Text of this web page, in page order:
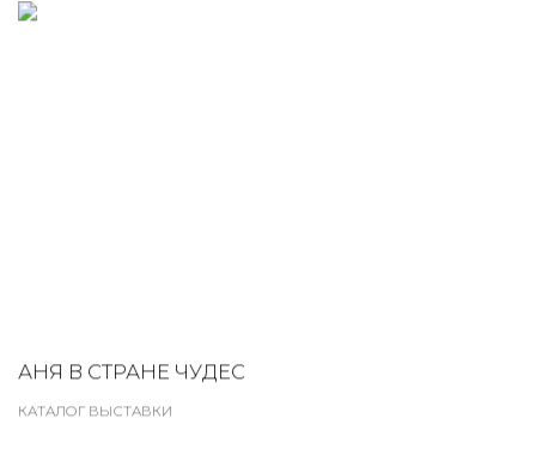
АНЯ В СТРАНЕ ЧУДЕС
КАТАЛОГ ВЫСТАВКИ